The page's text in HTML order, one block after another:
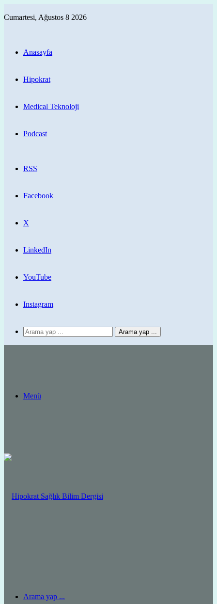
Cumartesi, Ağustos 8 2026
Anasayfa
Hipokrat
Medical Teknoloji
Podcast
RSS
Facebook
X
LinkedIn
YouTube
Instagram
Arama yap ...
Menü
Arama yap ...